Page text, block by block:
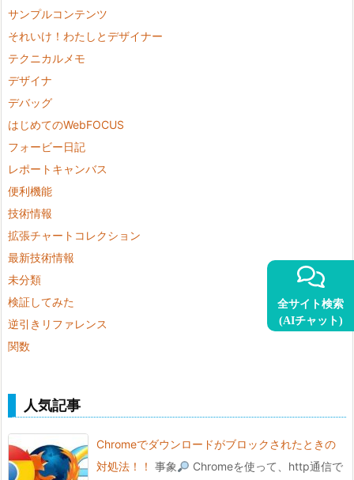
サンプルコンテンツ
それいけ！わたしとデザイナー
テクニカルメモ
デザイナ
デバッグ
はじめてのWebFOCUS
フォービー日記
レポートキャンバス
便利機能
技術情報
拡張チャートコレクション
最新技術情報
未分類
検証してみた
逆引きリファレンス
関数
人気記事
Chromeでダウンロードがブロックされたときの
対処法！！ 事象
Chromeを使って、http通信で
全サイト検索
(AIチャット)